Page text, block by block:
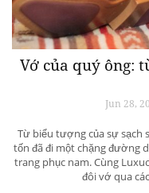
Vớ của quý ông:
Jun 28,
Từ biểu tượng của sự sạch
tốn đã đi một chặng đường
trang phục nam. Cùng
đôi vớ qua